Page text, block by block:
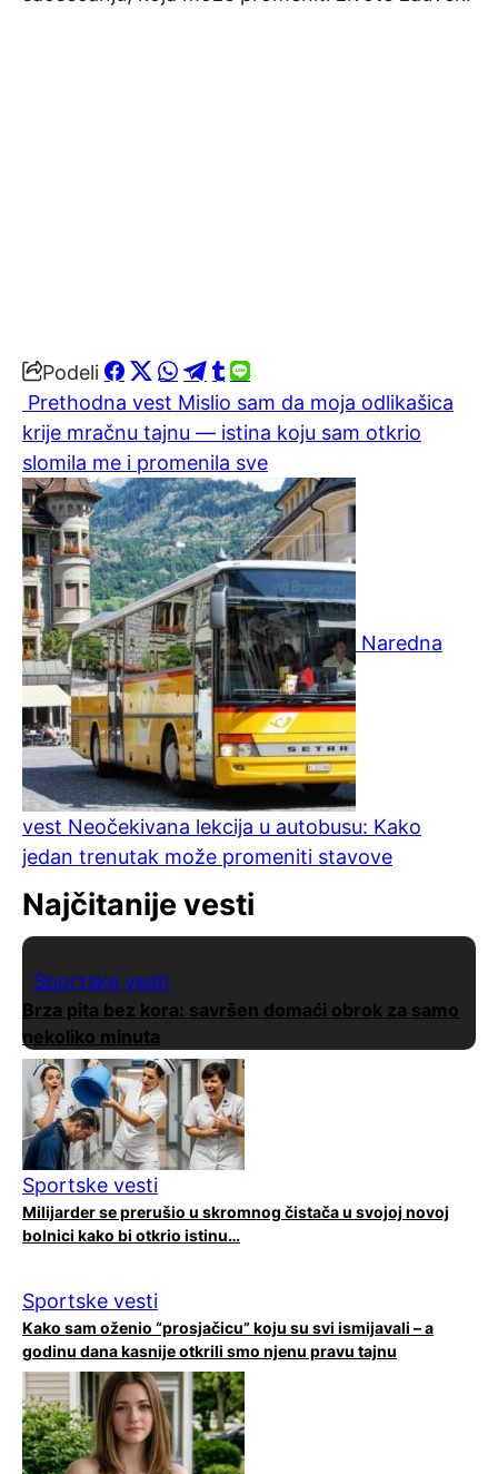
Podeli
Prethodna vest Mislio sam da moja odlikašica
krije mračnu tajnu — istina koju sam otkrio
slomila me i promenila sve
Naredna
vest Neočekivana lekcija u autobusu: Kako
jedan trenutak može promeniti stavove
Najčitanije vesti
Sportske vesti
Brza pita bez kora: savršen domaći obrok za samo
nekoliko minuta
Sportske vesti
Milijarder se prerušio u skromnog čistača u svojoj novoj
bolnici kako bi otkrio istinu…
Sportske vesti
Kako sam oženio “prosjačicu” koju su svi ismijavali – a
godinu dana kasnije otkrili smo njenu pravu tajnu